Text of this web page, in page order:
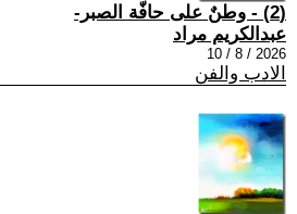
(2) - وطنٌ على حافّة الصبر-
عبدالكريم مراد
2026 / 8 / 10
الادب والفن